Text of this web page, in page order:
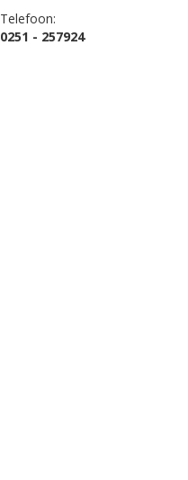
Telefoon:
0251 - 257924